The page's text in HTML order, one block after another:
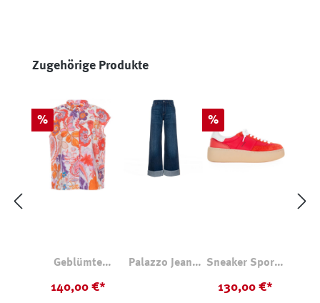
Produktgalerie überspringen
Zugehörige Produkte
Rabatt
%
Geblümte
Ärmellos
140,00 €*
Palazzo Jeans
Rabatt
%
Sneaker Sporty
130,00 €*